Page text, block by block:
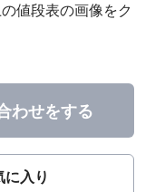
値段表の画像をク
わせをする
入り